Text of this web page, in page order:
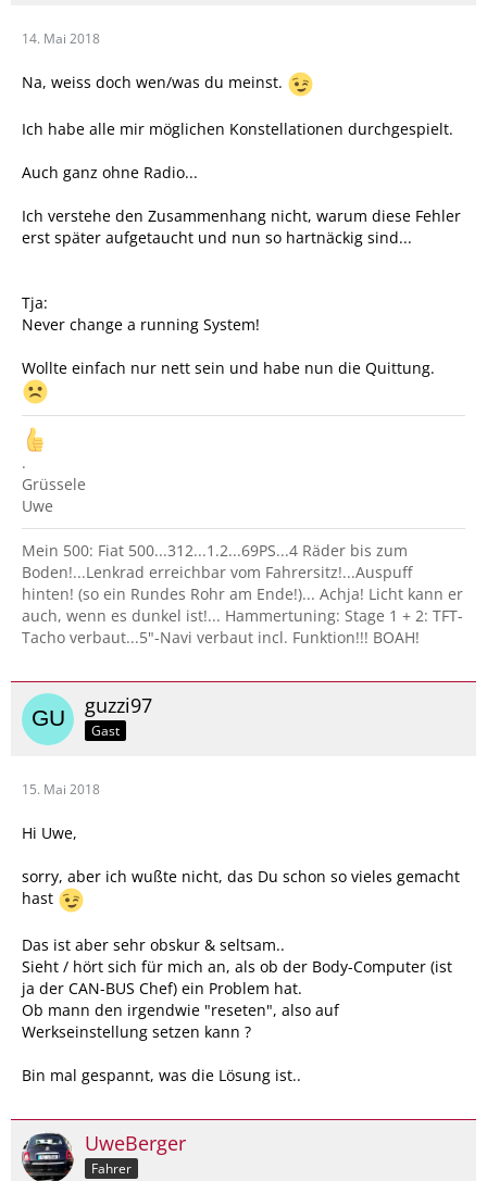
14. Mai 2018
Na, weiss doch wen/was du meinst.
Ich habe alle mir möglichen Konstellationen durchgespielt.
Auch ganz ohne Radio...
Ich verstehe den Zusammenhang nicht, warum diese Fehler
erst später aufgetaucht und nun so hartnäckig sind...
Tja:
Never change a running System!
Wollte einfach nur nett sein und habe nun die Quittung.
.
Grüssele
Uwe
Mein 500: Fiat 500...312...1.2...69PS...4 Räder bis zum
Boden!...Lenkrad erreichbar vom Fahrersitz!...Auspuff
hinten! (so ein Rundes Rohr am Ende!)... Achja! Licht kann er
auch, wenn es dunkel ist!... Hammertuning: Stage 1 + 2: TFT-
Tacho verbaut...5"-Navi verbaut incl. Funktion!!! BOAH!
guzzi97
Gast
15. Mai 2018
Hi Uwe,
sorry, aber ich wußte nicht, das Du schon so vieles gemacht
hast
Das ist aber sehr obskur & seltsam..
Sieht / hört sich für mich an, als ob der Body-Computer (ist
ja der CAN-BUS Chef) ein Problem hat.
Ob mann den irgendwie "reseten", also auf
Werkseinstellung setzen kann ?
Bin mal gespannt, was die Lösung ist..
UweBerger
Fahrer